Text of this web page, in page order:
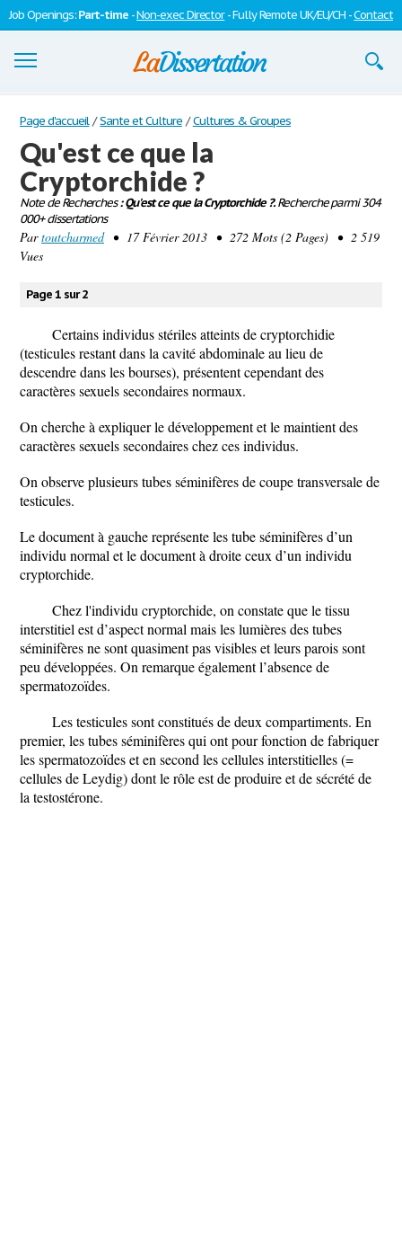
Job Openings:Part-time -Non-exec Director- Fully Remote UK/EU/CH -Contact
Dissertations
S'inscrire
Se connecter
Contactez-nous
Page d'accueil / Sante et Culture / Cultures & Groupes
Qu'est ce que la
Cryptorchide ?
Note de Recherches: Qu'est ce que la Cryptorchide ?.Recherche parmi 304
000+ dissertations
Partoutcharmed• 17 Février 2013 • 272 Mots (2 Pages) • 2 519
Vues
Page 1 sur 2
Certains individus stériles atteints de cryptorchidie
(testicules restant dans la cavité abdominale au lieu de
descendre dans les bourses), présentent cependant des
caractères sexuels secondaires normaux.
On cherche à expliquer le développement et le maintient des
caractères sexuels secondaires chez ces individus.
On observe plusieurs tubes séminifères de coupe transversale de
testicules.
Le document à gauche représente les tube séminifères d’un
individu normal et le document à droite ceux d’un individu
cryptorchide.
Chez l'individu cryptorchide, on constate que le tissu
interstitiel est d’aspect normal mais les lumières des tubes
séminifères ne sont quasiment pas visibles et leurs parois sont
peu développées. On remarque également l’absence de
spermatozoïdes.
Les testicules sont constitués de deux compartiments. En
premier, les tubes séminifères qui ont pour fonction de fabriquer
les spermatozoïdes et en second les cellules interstitielles (=
cellules de Leydig) dont le rôle est de produire et de sécrété de
la testostérone.